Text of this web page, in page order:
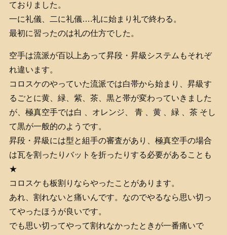
ておりました。
一に礼儀、二に礼儀….礼に始まり礼で終わる。
最初に習ったのは礼の仕方でした。
空手は流派が百以上あって昇段・昇級システムもそれぞ
れ違います。
コロスケのやっていた流派では白帯から始まり、昇級す
るごとに黄、緑、紫、茶、黒と帯が変わっていきました
が、極真空手では白 、オレンジ、 青 、黄 、緑 、茶 そし
て黒が一般的のようです。
昇段・昇級には型と組手の審査があり、極真空手の場合
は瓦を割ったりバットを折ったりする必要があることも
★
コロスケも板割りならやったことがあります。
あれ、割れないと痛いんです。なのでやるなら思い切っ
てやったほうが良いです。
でも思い切ってやって割れなかったときが一番痛いで